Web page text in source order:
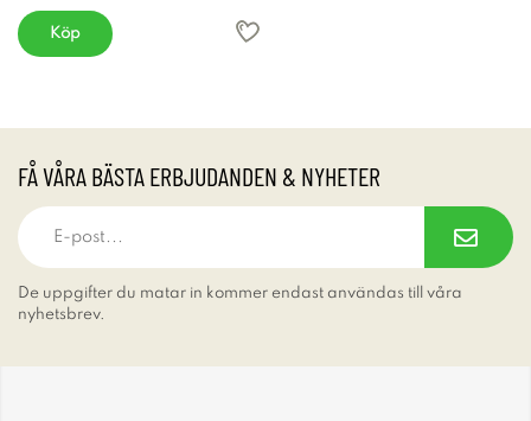
Köp
FÅ VÅRA BÄSTA ERBJUDANDEN & NYHETER
De uppgifter du matar in kommer endast användas till våra
nyhetsbrev.